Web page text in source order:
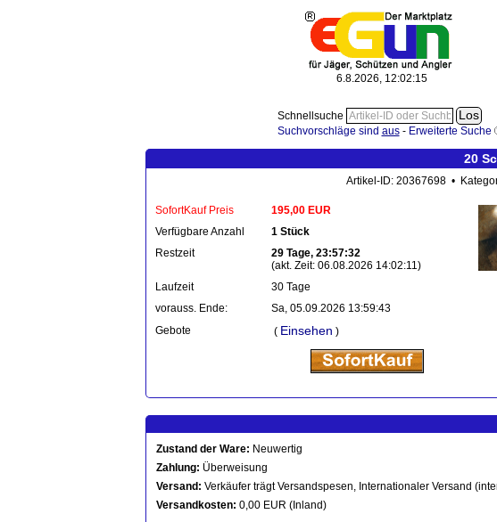
6.8.2026, 12:02:16
Schnellsuche
Suchvorschläge sind aus- Erweiterte Suche
20
Artikel-ID: 20367698 •
SofortKauf Preis
195,00 EUR
Verfügbare Anzahl
1 Stück
Restzeit
29 Tage, 23:57:32
(akt. Zeit: 06.08.2026 14:02:11)
Laufzeit
30 Tage
vorauss. Ende:
Sa, 05.09.2026 13:59:43
Gebote
( Einsehen )
Zustand der Ware: Neuwertig
Zahlung: Überweisung
Versand: Verkäufer trägt Versandspesen, Internationaler Versand
Versandkosten: 0,00 EUR (Inland)